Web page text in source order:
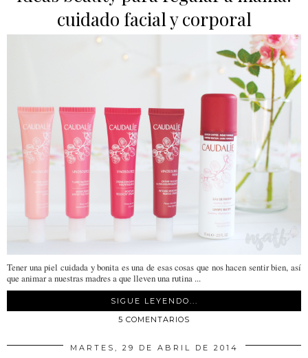
cuidado facial y corporal
Tener una piel cuidada y bonita es una de esas cosas que nos hacen sentir bien, así
que animar a nuestras madres a que lleven una rutina ...
SIGUE LEYENDO...
5 COMENTARIOS
MARTES, 29 DE ABRIL DE 2014